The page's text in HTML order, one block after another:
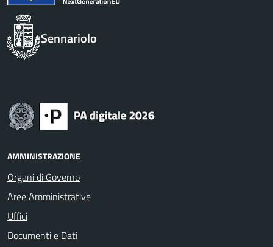
Sennariolo
AMMINISTRAZIONE
Organi di Governo
Aree Amministrative
Uffici
Documenti e Dati